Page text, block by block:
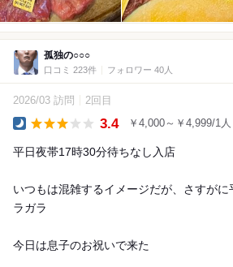
孤独の○○○
口コミ 223件 フォロワー 40人
2026/03 訪問 2回目
3.4 ￥4,000～￥4,999/1人
平日夜帯17時30分待ちなし入店
いつもは混雑するイメージだが、さすが
ラガラ
今日は息子のお祝いで来た